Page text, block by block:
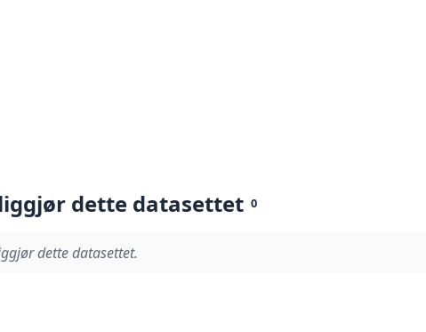
dette datasettet 0
dette datasettet.